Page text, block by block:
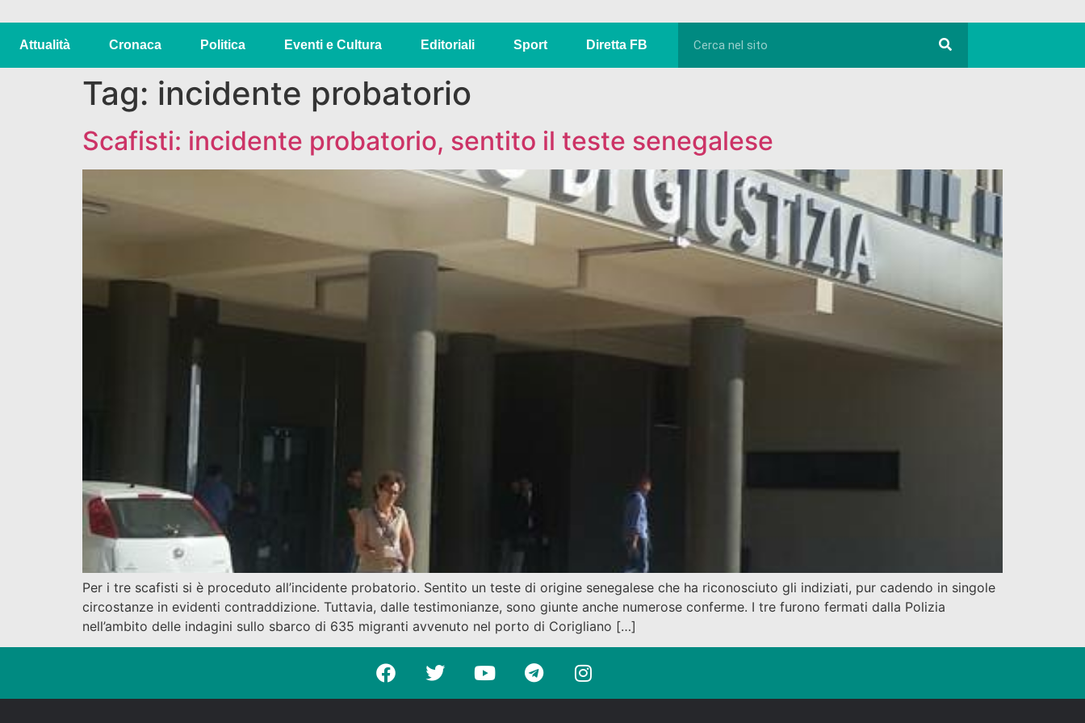
Attualità Cronaca Politica Eventi e Cultura Editoriali Sport Diretta FB
Tag: incidente probatorio
Scafisti: incidente probatorio, sentito il teste senegalese
Per i tre scafisti si è proceduto all’incidente probatorio. Sentito un teste di origine senegalese che ha riconosciuto gli indiziati, pur cadendo in singole
circostanze in evidenti contraddizione. Tuttavia, dalle testimonianze, sono giunte anche numerose conferme. I tre furono fermati dalla Polizia
nell’ambito delle indagini sullo sbarco di 635 migranti avvenuto nel porto di Corigliano […]